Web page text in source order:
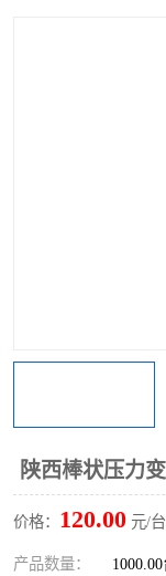
陕西棒状压力
价格： 120.00 元/
产品数量：